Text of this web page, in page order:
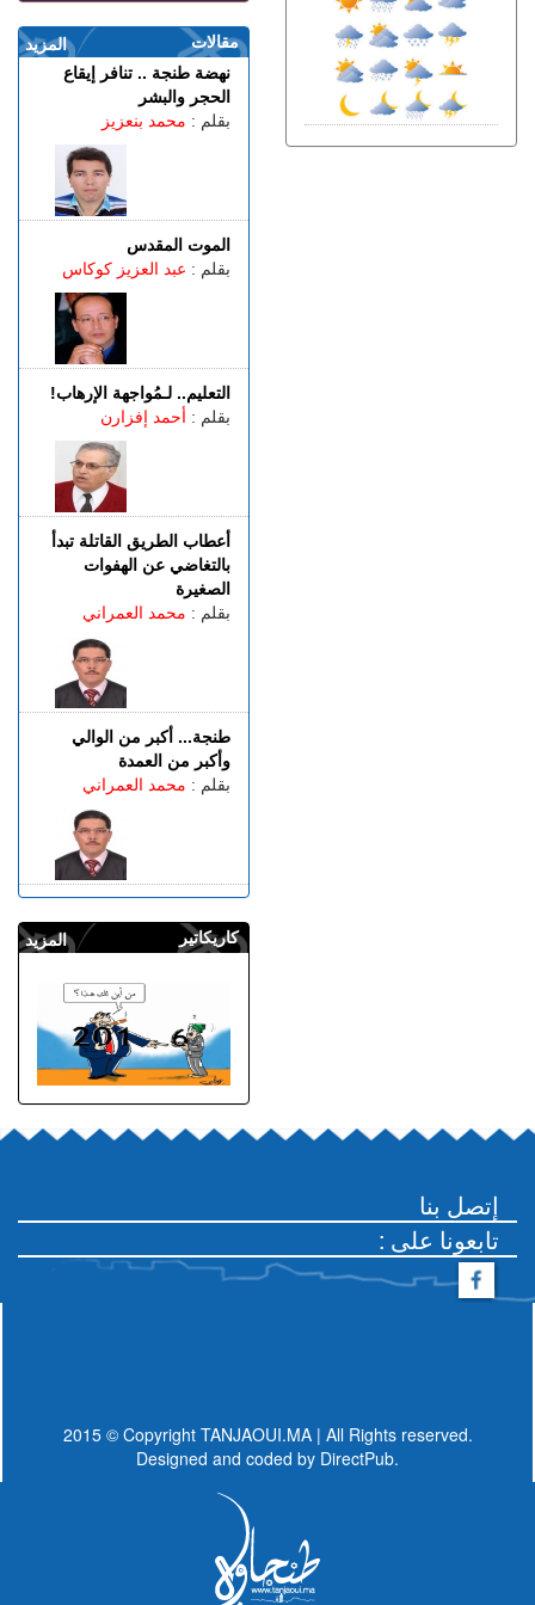
المزيد
مقالات
نهضة طنجة .. تنافر إيقاع
الحجر والبشر
بقلم : محمد بنعزيز
الموت المقدس
بقلم : عبد العزيز كوكاس
التعليم.. لـمُواجهة الإرهاب!
بقلم : أحمد إفزارن
أعطاب الطريق القاتلة تبدأ
بالتغاضي عن الهفوات
الصغيرة
بقلم : محمد العمراني
طنجة... أكبر من الوالي
وأكبر من العمدة
بقلم : محمد العمراني
المزيد كاريكاتير
الأربعاء 05 غشت | 19:54
حيلة جديدة.. معطيات أمنية
دقيقة تطيح بمروجين للمخدرات
الأربعاء 05 غشت | 17:45
مأســـاة.. مصرع شخص
وإصابات بليغة إثر اصطدام
إتصل بنا
: تابعونا على
2015 © Copyright TANJAOUI.MA | All Rights reserved.
Designed and coded by DirectPub.